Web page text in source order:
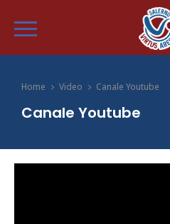
Home Video Canale Youtube
Canale Youtube